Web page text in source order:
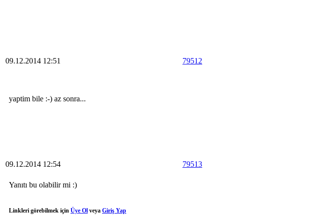
09.12.2014 12:51 79512
yaptim bile :-) az sonra...
09.12.2014 12:54 79513
Yanıtı bu olabilir mi :)
Linkleri görebilmek için Üye Ol veya Giriş Yap